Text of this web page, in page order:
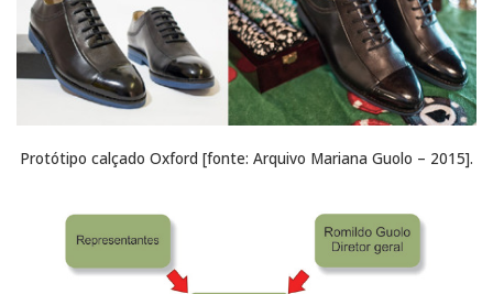
Protótipo calçado Oxford [fonte: Arquivo Mariana Guolo – 2015].